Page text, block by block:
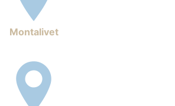
Montalivet